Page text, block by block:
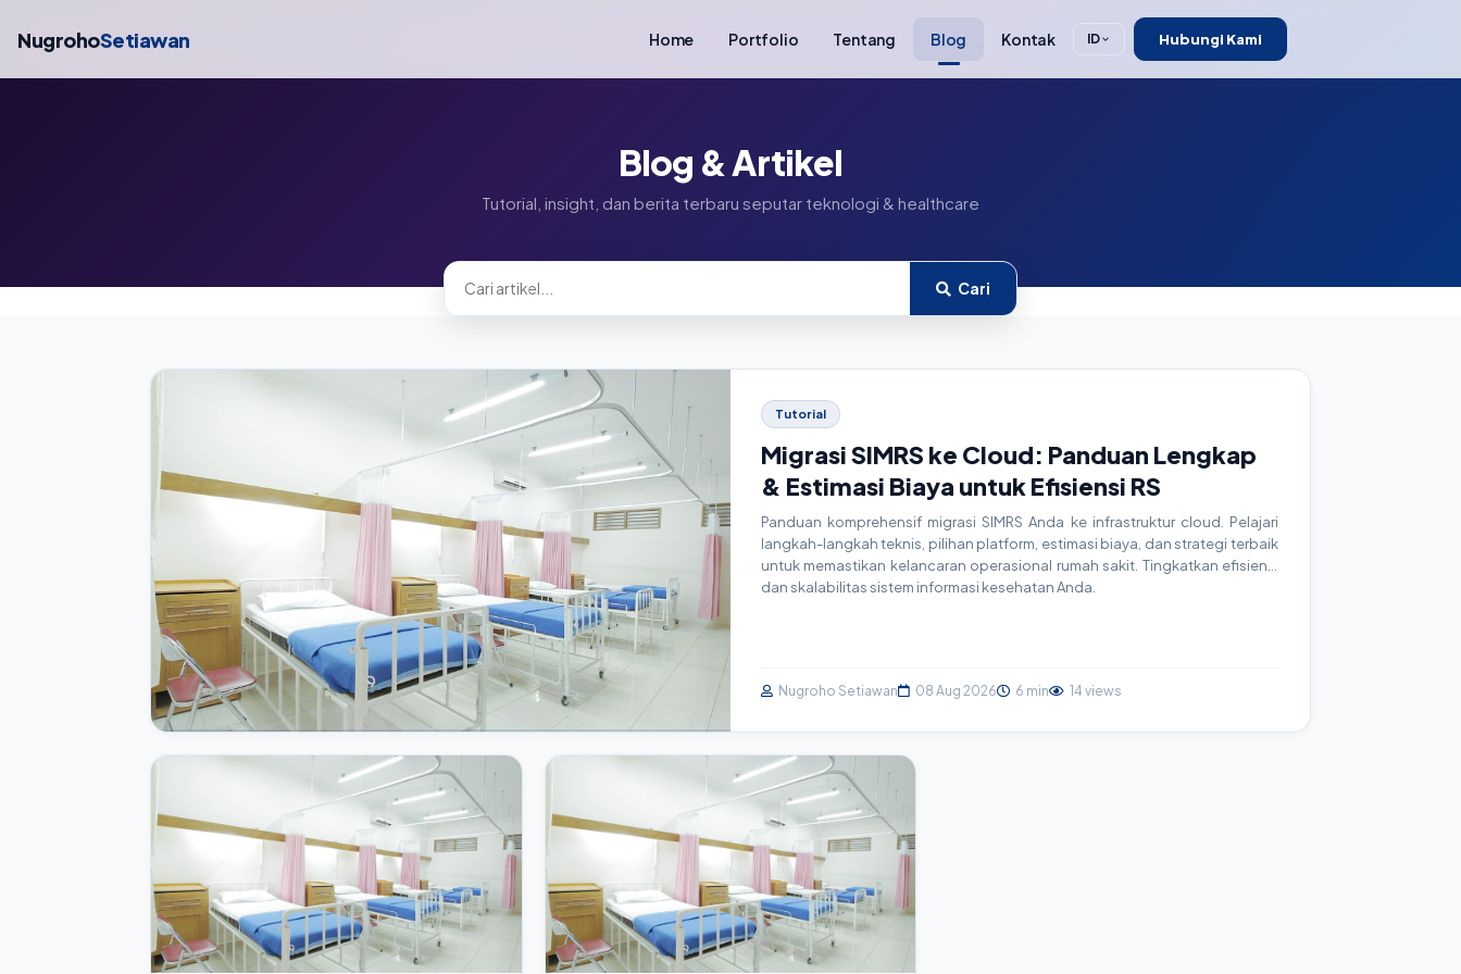
NugrohoSetiawan Home Portfolio Tentang Blog Kontak ID Hubungi Kami
Blog & Artikel
Tutorial, insight, dan berita terbaru seputar teknologi & healthcare
Cari
Tutorial
Migrasi SIMRS ke Cloud: Panduan Lengkap
& Estimasi Biaya untuk Efisiensi RS
Panduan komprehensif migrasi SIMRS Anda ke infrastruktur cloud. Pelajari
langkah-langkah teknis, pilihan platform, estimasi biaya, dan strategi terbaik
untuk memastikan kelancaran operasional rumah sakit. Tingkatkan efisiensi
dan skalabilitas sistem informasi kesehatan Anda.
Nugroho Setiawan 08 Aug 2026 6 min 14 views